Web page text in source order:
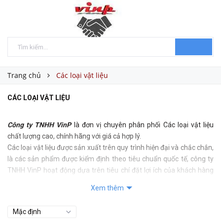
Trang chủ Các loại vật liệu
CÁC LOẠI VẬT LIỆU
Công ty TNHH VinPlà đơn vị chuyên phân phối Các loại vật liệu
chất lượng cao, chính hãng với giá cả hợp lý.
Các loại vật liệu được sản xuất trên quy trình hiện đại và chắc chắn,
là các sản phẩm được kiểm định theo tiêu chuẩn quốc tế, công ty
TNHH VinP hoạt động dựa trên tiêu chí đặt lợi ích của khách hàng
phẩm tốt nhất , chính hãng nhất để khách hàng có thể yên tâm sử
Đặc điểm của các loại vật liệu
Xem thêm